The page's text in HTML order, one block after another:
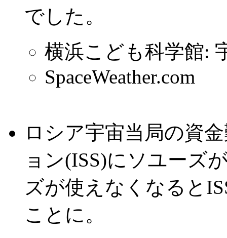
でした。
横浜こども科学館:
SpaceWeather.com
ロシア宇宙当局の資
ョン(ISS)にソユーズ
ズが使えなくなると
ことに。